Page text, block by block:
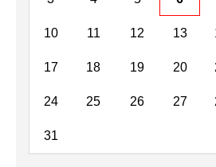
10 11 12 13
17 18 19 20
24 25 26 27
31